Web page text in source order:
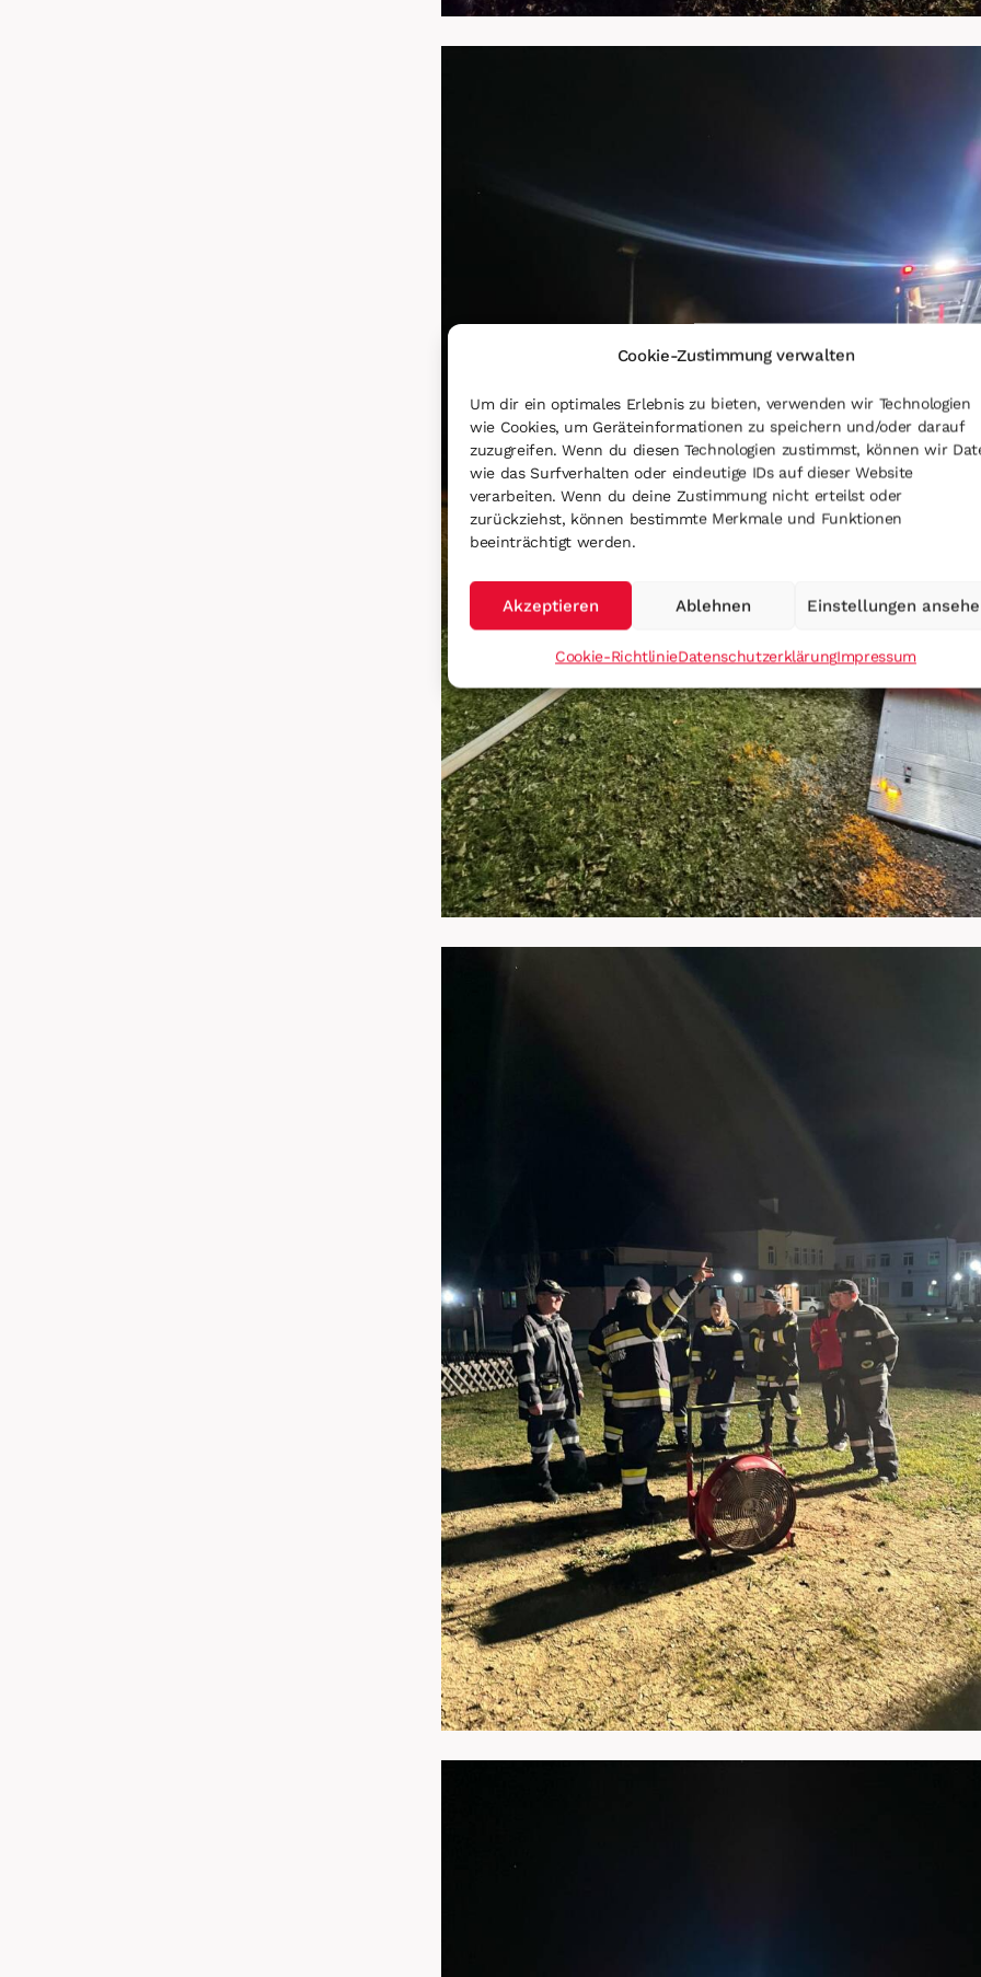
Cookie-Zustimmung verwalten
Um dir ein optimales Erlebnis zu bieten, verwenden wir Technologien
wie Cookies, um Geräteinformationen zu speichern und/oder darauf
zuzugreifen. Wenn du diesen Technologien zustimmst, können wir
wie das Surfverhalten oder eindeutige IDs auf dieser Website
verarbeiten. Wenn du deine Zustimmung nicht erteilst oder
zurückziehst, können bestimmte Merkmale und Funktionen
beeinträchtigt werden.
Akzeptieren Ablehnen Einstellungen
Cookie-RichtlinieDatenschutzerklärungImpressum